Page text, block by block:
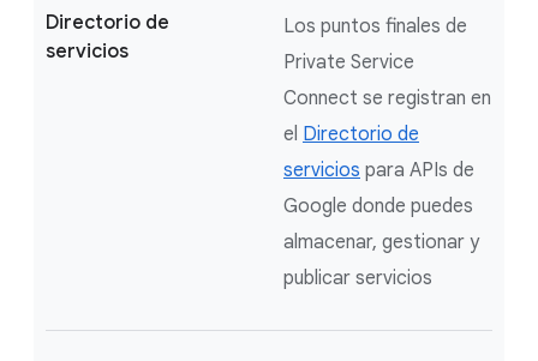
Directorio de
servicios
Los puntos finales de
Private Service
Connect se registran en
el Directorio de
servicios para APIs de
Google donde puedes
almacenar, gestionar y
publicar servicios